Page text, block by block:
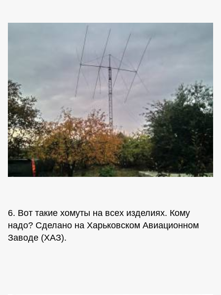
6. Вот такие хомуты на всех изделиях. Кому
надо? Сделано на Харьковском Авиационном
Заводе (ХАЗ).